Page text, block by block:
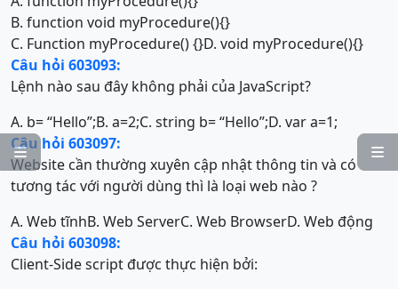


B. function void myProcedure(){}
C. Function myProcedure() {}D. void myProcedure(){}
Câu hỏi 603093:
Lệnh nào sau đây không phải của JavaScript?
A. b= “Hello”;B. a=2;C. string b= “Hello”;D. var a=1;
Câu hỏi 603097:
Website cần thường xuyên cập nhật thông tin và có
tương tác với người dùng thì là loại web nào ?
A. Web tĩnhB. Web ServerC. Web BrowserD. Web động
Câu hỏi 603098:
Client-Side script được thực hiện bởi: